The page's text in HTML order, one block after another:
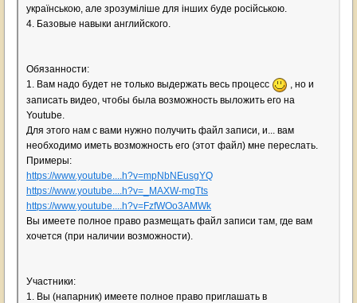
українською, але зрозуміліше для інших буде російською.
4. Базовые навыки английского.
Обязанности:
1. Вам надо будет не только выдержать весь процесс
, но и
записать видео, чтобы была возможность выложить его на
Youtube.
Для этого нам с вами нужно получить файл записи, и... вам
необходимо иметь возможность его (этот файл) мне переслать.
Примеры:
https://www.youtube....h?v=mpNbNEusgYQ
https://www.youtube....h?v=_MAXW-mqTts
https://www.youtube....h?v=FzfWOo3AMWk
Вы имеете полное право размещать файл записи там, где вам
хочется (при наличии возможности).
Участники:
1. Вы (напарник) имеете полное право приглашать в